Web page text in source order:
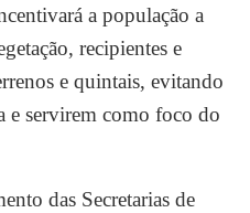
a população a
recipientes e
e quintais, evitando
e servirem como foco do
das Secretarias de